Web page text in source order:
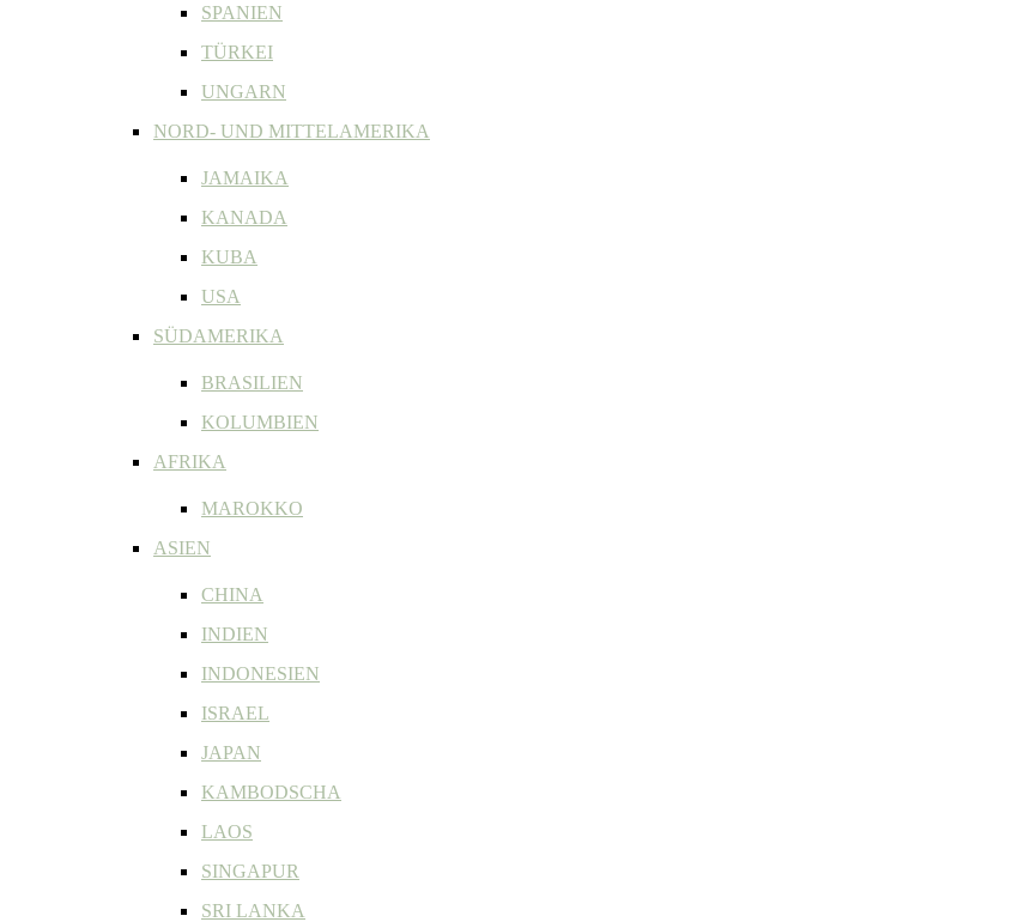
SPANIEN
TÜRKEI
UNGARN
NORD- UND MITTELAMERIKA
JAMAIKA
KANADA
KUBA
USA
SÜDAMERIKA
BRASILIEN
KOLUMBIEN
AFRIKA
MAROKKO
ASIEN
CHINA
INDIEN
INDONESIEN
ISRAEL
JAPAN
KAMBODSCHA
LAOS
SINGAPUR
SRI LANKA